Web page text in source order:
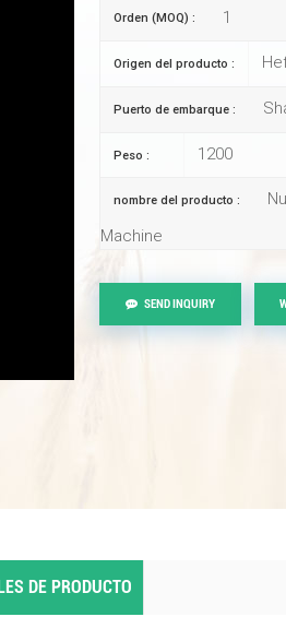
Orden (MOQ) : 1
Origen del producto :
Puerto de embarque :
Peso : 1200
nombre del producto :
Machine
SEND INQUIRY
DE PRODUCTO